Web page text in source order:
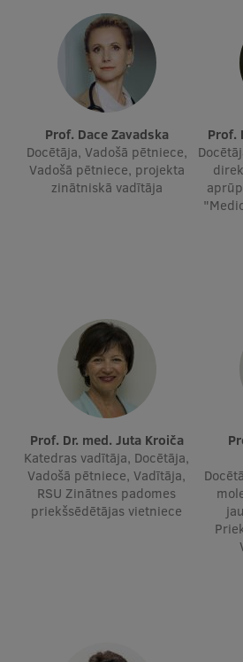
Struktūra
Vēsture un tradīcijas
Identitāte
RSU fonds
Aula
Muzeji un ekspozīcijas
Virtuālā tūre
Ilgtspējīga attīstība
Studiju un vides pieejamība
Dati par 2025. gadu
Suvenīri un grāmatas
Atvērtā universitāte
Prof. Dace Zavadska
Docētāja, Vadošā pētniece,
Vadošā pētniece, projekta
zinātniskā vadītāja
Prof. Dr. med. Juta Kroiča
Katedras vadītāja, Docētāja,
Vadošā pētniece, Vadītāja,
RSU Zinātnes padomes
priekšsēdētājas vietniece
Prof. Dr. med. Zanda